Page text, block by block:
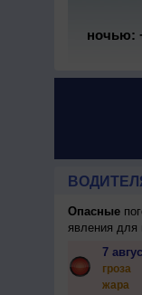
ночью:
Опасные
явления для
7
гроза
жара